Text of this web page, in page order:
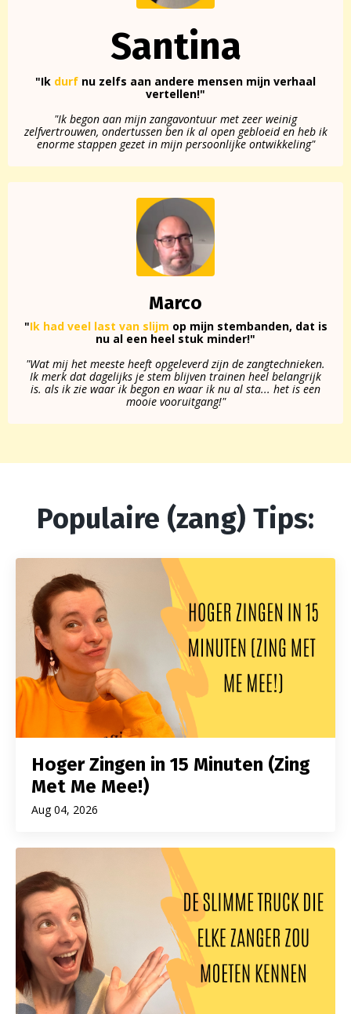
Santina
"Ik durf nu zelfs aan andere mensen mijn verhaal
vertellen!"
"Ik begon aan mijn zangavontuur met zeer weinig
zelfvertrouwen, ondertussen ben ik al open gebloeid en heb ik
enorme stappen gezet in mijn persoonlijke ontwikkeling"
Marco
"Ik had veel last van slijm op mijn stembanden, dat is
nu al een heel stuk minder!"
"Wat mij het meeste heeft opgeleverd zijn de zangtechnieken.
Ik merk dat dagelijks je stem blijven trainen heel belangrijk
is. als ik zie waar ik begon en waar ik nu al sta... het is een
mooie vooruitgang!"
Populaire (zang) Tips:
Hoger Zingen in 15 Minuten (Zing
Met Me Mee!)
Aug 04, 2026